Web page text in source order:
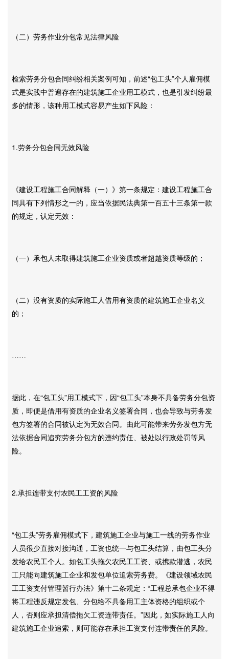
（二）劳务作业分包常见法律风险
检索劳务分包合同纠纷相关案例可知，前述“包工头”个人雇佣模
式是实践中普遍存在的建筑施工企业用工模式，也是引发纠纷最
多的情形，该种用工模式容易产生如下风险：
1.劳务分包合同无效风险
《建设工程施工合同解释（一）》第一条规定：建设工程施工合
同具有下列情形之一的，应当依据民法典第一百五十三条第一款
的规定，认定无效：
（一）承包人未取得建筑施工企业资质或者超越资质等级的；
（二）没有资质的实际施工人借用有资质的建筑施工企业名义
的；
……
据此，在“包工头”用工模式下，因“包工头”本身不具备劳务分包资
质，即便是借用有资质的企业名义签署合同，也会导致与劳务发
包方签署的合同被认定为无效合同。由此可能带来劳务发包方无
法依据合同追究劳务分包方的违约责任、被处以行政处罚等风
险。
2.承担连带支付农民工工资的风险
“包工头”劳务雇佣模式下，建筑施工企业与施工一线的劳务作业
人员很少直接对接沟通，工资也统一与包工头结算，由包工头分
发给农民工个人。如包工头拖欠农民工工资、或携款潜逃，农民
工只能向建筑施工企业和发包单位追索劳务费。《建设领域农民
工工资支付管理暂行办法》第十二条规定：“工程总承包企业不得
将工程违反规定发包、分包给不具备用工主体资格的组织或个
人，否则应承担清偿拖欠工资连带责任。”因此，如实际施工人向
建筑施工企业追索，则可能存在承担工资支付连带责任的风险。